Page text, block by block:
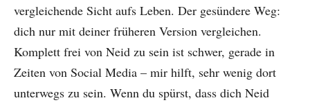
vergleichende Sicht aufs Leben. Der gesündere Weg:
dich nur mit deiner früheren Version vergleichen.
Komplett frei von Neid zu sein ist schwer, gerade in
Zeiten von Social Media – mir hilft, sehr wenig dort
unterwegs zu sein. Wenn du spürst, dass dich Neid